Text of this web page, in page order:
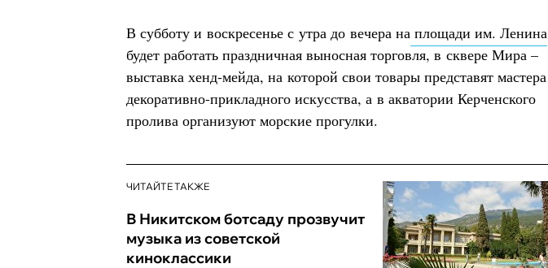
В субботу и воскресенье с утра до вечера на площади им. Ленина
будет работать праздничная выносная торговля, в сквере Мира –
выставка хенд-мейда, на которой свои товары представят мастера
декоративно-прикладного искусства, а в акватории Керченского
пролива организуют морские прогулки.
ЧИТАЙТЕ ТАКЖЕ
В Никитском ботсаду прозвучит
музыка из советской
киноклассики